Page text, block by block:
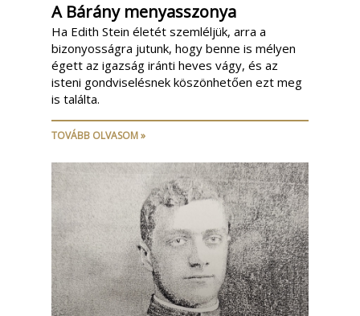
A Bárány menyasszonya
Ha Edith Stein életét szemléljük, arra a
bizonyosságra jutunk, hogy benne is mélyen
égett az igazság iránti heves vágy, és az
isteni gondviselésnek köszönhetően ezt meg
is találta.
TOVÁBB OLVASOM »